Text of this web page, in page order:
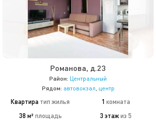
Романова, д.23
Район: Центральный
Рядом: автовокзал, центр
Квартира тип жилья 1 комната
38 м² площадь 3 этажиз 5